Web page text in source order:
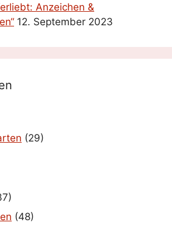
Anzeichen &
12. September 2023
(29)
(48)